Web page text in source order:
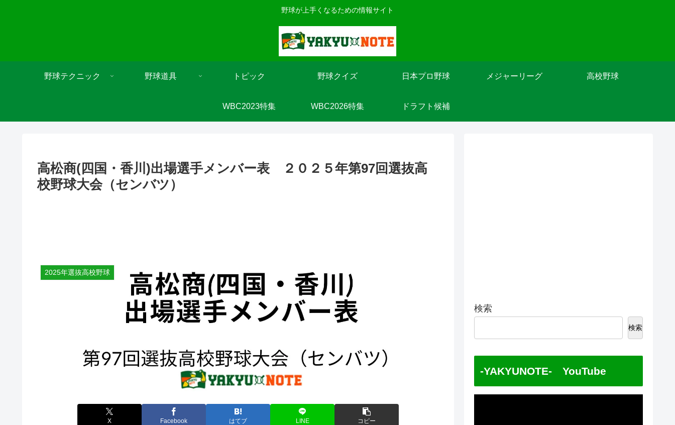
野球が上手くなるための情報サイト
野球テクニック 野球道具 トピック 野球クイズ 日本プロ野球 メジャーリーグ 高校野球
WBC2023特集 WBC2026特集 ドラフト候補
高松商(四国・香川)出場選手メンバー表 ２０２５年第97回選抜高
校野球大会（センバツ）
2025年選抜高校野球
X Facebook はてブ LINE コピー
検索
検索
-YAKYUNOTE- YouTube